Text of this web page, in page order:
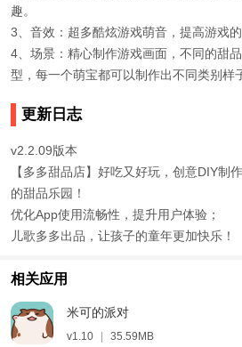
趣。
3、音效：超多酷炫游戏萌音，提高游戏的
4、场景：精心制作游戏画面，不同的甜
型，每一个萌宝都可以制作出不同类别样
更新日志
v2.2.09版本
【多多甜品店】好吃又好玩，创意DIY制
的甜品乐园！
优化App使用流畅性，提升用户体验；
儿歌多多出品，让孩子的童年更加快乐！
相关应用
米可的派对
v1.10 | 35.59MB